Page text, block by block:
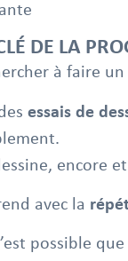
DE LA
à faire
essais de
encore
avec la
possible